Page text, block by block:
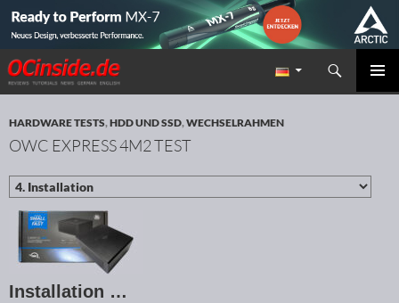
Redaktion ocinside.de PC Hardware Portal
Suchen
ZUM INHALT SPRINGEN
HARDWARE TESTS,HDD UND SSD,WECHSELRAHMEN
OWC EXPRESS 4M2 TEST
Installation …